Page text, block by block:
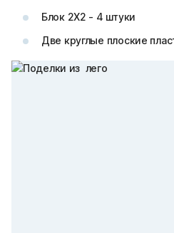
Блок 2Х2 - 4 штуки
Две круглые плоские